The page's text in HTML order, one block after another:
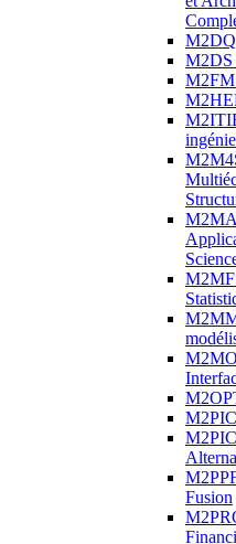
M2DS
M2FM
Fusion